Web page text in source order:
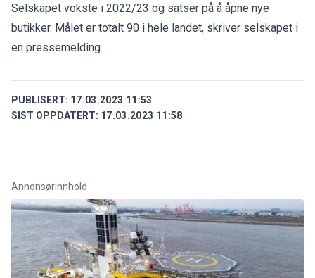
Selskapet vokste i 2022/23 og satser på å åpne nye
butikker. Målet er totalt 90 i hele landet, skriver selskapet i
en pressemelding.
PUBLISERT: 17.03.2023 11:53
SIST OPPDATERT: 17.03.2023 11:58
Annonsørinnhold